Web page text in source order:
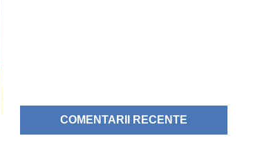
COMENTARII RECENTE